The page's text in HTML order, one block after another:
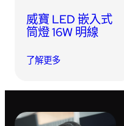
威寶 LED 嵌入式
筒燈 16W 明線
了解更多
音訊/耳機